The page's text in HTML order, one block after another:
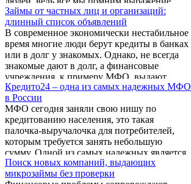
«бесплатный сыр только в мышеловке».
Однако, сейчас действительно можно
воспользоваться услугой МФО и получить
заем без пений, но для этого необходимо
выполнение ряда условий. О них дальше и
пойдет речь.
Займы от частных лиц и организаций:
длинный список объявлений
В современное экономически нестабильное
время многие люди берут кредиты в банках
или в долг у знакомых. Однако, не всегда
знакомые дают в долг, а финансовые
учреждения, к примеру МФО, выдают
небольшие займы. При проблемах можно
зайти на сайт privatzaem.net, на котором
размещено большое количество
предложений от частных лиц или
организаций (по большей части
финансовых), занимающихся
предоставлением займов. Кредит дается на
основании стандартного набора документов
- некоторым финансовым компаниям нужно
Кредито24 – одна из самых надежных МФО
в России
МФО сегодня заняли свою нишу по
кредитованию населения, это такая
палочка-выручалочка для потребителей,
которым требуется занять небольшую
сумму. Одной из самых надежных является
микрофинансовая организация Кредито24,
которая работает в этой сфере не первый
Поиск новых компаний, выдающих
микрозаймы без проверки